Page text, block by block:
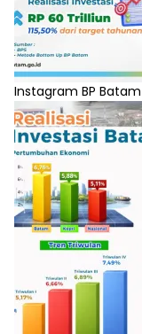
Instagram BP Batam